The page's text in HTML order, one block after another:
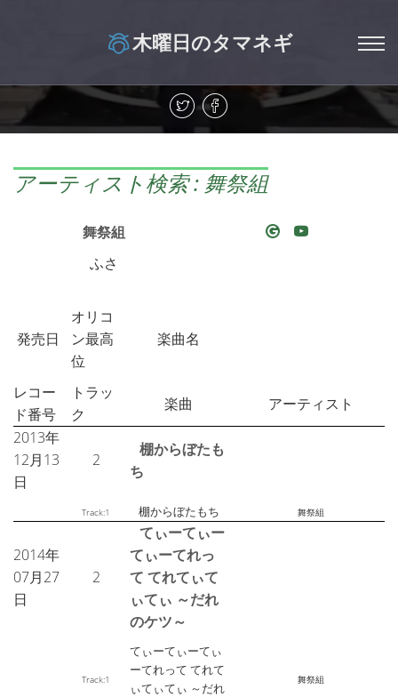
木曜日のタマネギ
アーティスト検索 : 舞祭組
舞祭組
ふさ
発売日
オリコ
ン最高
位
楽曲名
レコー
ド番号
トラッ
ク
楽曲
アーティスト
2013年
12月13
日
2
棚からぼたも
ち
Track:1 棚からぼたもち 舞祭組
2014年
07月27
日
2
てぃーてぃー
てぃーてれっ
て てれてぃて
ぃてぃ ～だれ
のケツ～
Track:1
てぃーてぃーてぃ
ーてれって てれて
ぃてぃてぃ ～だれ
舞祭組